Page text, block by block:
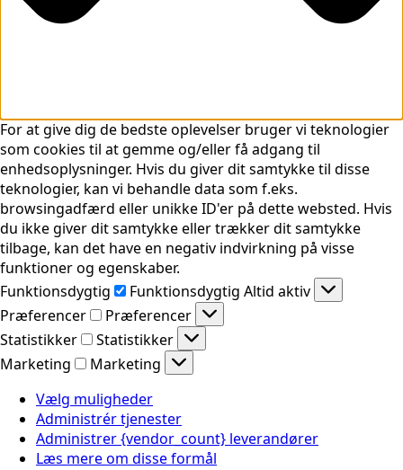
For at give dig de bedste oplevelser bruger vi teknologier
som cookies til at gemme og/eller få adgang til
enhedsoplysninger. Hvis du giver dit samtykke til disse
teknologier, kan vi behandle data som f.eks.
browsingadfærd eller unikke ID'er på dette websted. Hvis
du ikke giver dit samtykke eller trækker dit samtykke
tilbage, kan det have en negativ indvirkning på visse
funktioner og egenskaber.
Funktionsdygtig
Funktionsdygtig Altid aktiv
Præferencer
Præferencer
Statistikker
Statistikker
Marketing
Marketing
Vælg muligheder
Administrér tjenester
Administrer {vendor_count} leverandører
Læs mere om disse formål